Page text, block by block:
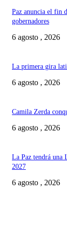
Paz anuncia el fin
gobernadores
6 agosto , 2026
La primera gira
6 agosto , 2026
Camila Zerda
6 agosto , 2026
La Paz tendrá una
2027
6 agosto , 2026